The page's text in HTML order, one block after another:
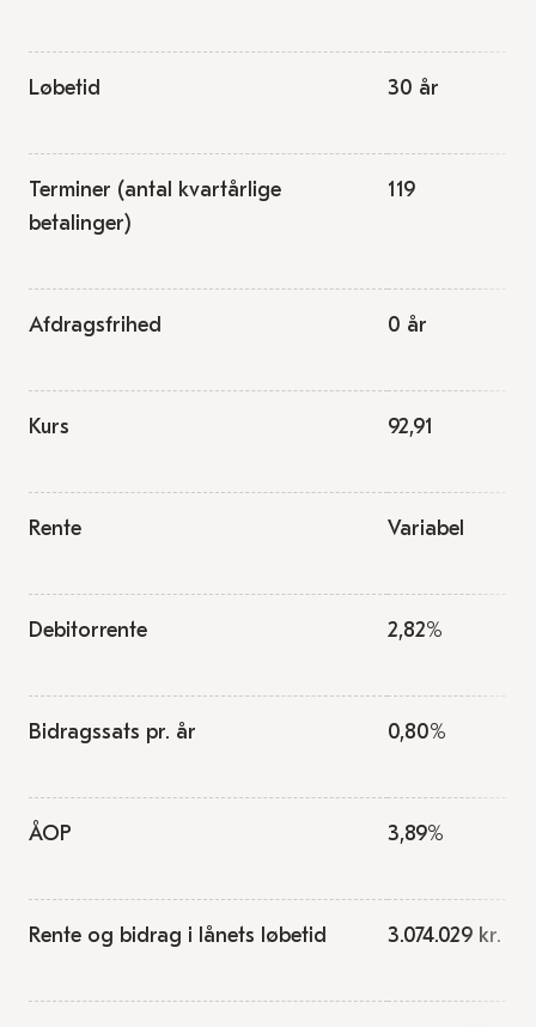
Løbetid 30 år
Terminer (antal kvartårlige
betalinger)
119
Afdragsfrihed 0 år
Kurs 92,91
Rente Variabel
Debitorrente 2,82%
Bidragssats pr. år 0,80%
ÅOP 3,89%
Rente og bidrag i lånets løbetid 3.074.029 kr.